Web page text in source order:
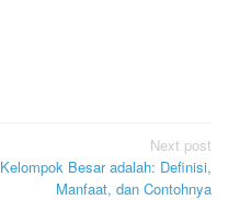
Next post
Kelompok Besar adalah: Definisi,
Manfaat, dan Contohnya